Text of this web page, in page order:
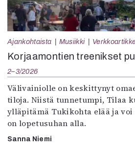
Ajankohtaista Musiikki
Korjaamontien treenikset
2–3/2026
Välivainiolle on keskittynyt
tiloja. Niistä tunnetumpi, Tilaa
ylläpitämä Tukikohta elää ja
on lopetusuhan alla.
Sanna Niemi